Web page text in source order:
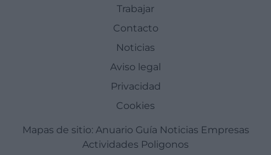
Trabajar
Contacto
Noticias
Aviso legal
Privacidad
Cookies
Mapas de sitio: Anuario Guía Noticias Empresas
Actividades Poligonos